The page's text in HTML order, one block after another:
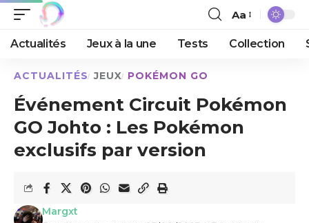
Aa
Actualités Jeux à la une Tests Collection
ACTUALITÉS JEUX POKÉMON GO
Événement Circuit Pokémon
GO Johto : Les Pokémon
exclusifs par version
Margxt